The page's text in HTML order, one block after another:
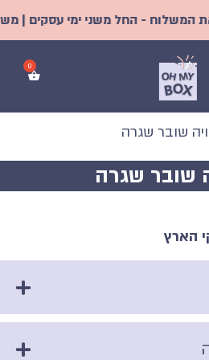
- החל משני ימי עסקים |
שובר שגרה
הארץ
שובר שגרה